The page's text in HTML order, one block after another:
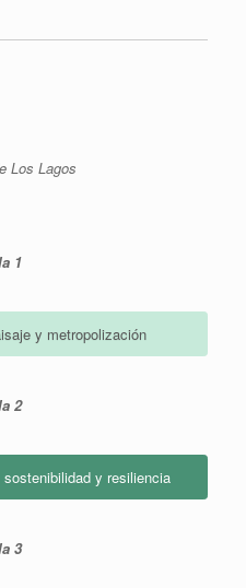
Los Lagos
1
y metropolización
2
y resiliencia
3